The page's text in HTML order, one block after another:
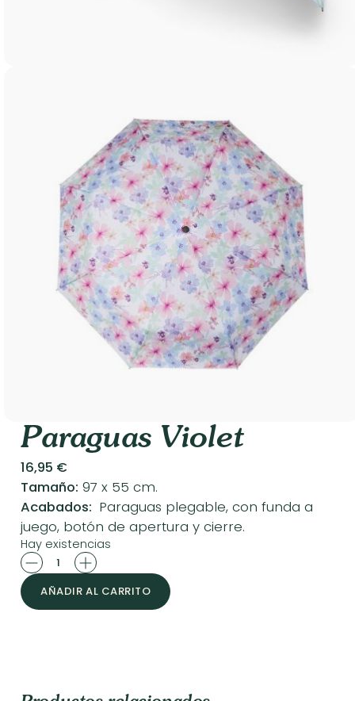
Paraguas Violet
16,95 €
Tamaño: 97 x 55 cm.
Acabados: Paraguas plegable, con funda a
juego, botón de apertura y cierre.
Hay existencias
Paraguas
Violet
cantidad
AÑADIR AL CARRITO